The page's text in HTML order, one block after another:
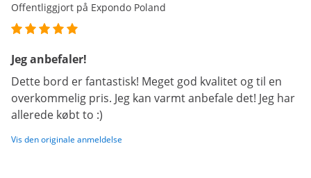
Offentliggjort på Expondo Poland
Jeg anbefaler!
Dette bord er fantastisk! Meget god kvalitet og til en
overkommelig pris. Jeg kan varmt anbefale det! Jeg har
allerede købt to :)
Vis den originale anmeldelse